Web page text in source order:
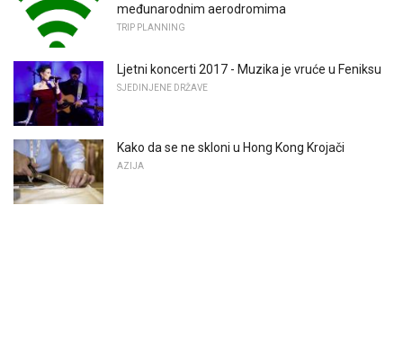
međunarodnim aerodromima
TRIP PLANNING
Ljetni koncerti 2017 - Muzika je vruće u Feniksu
SJEDINJENE DRŽAVE
Kako da se ne skloni u Hong Kong Krojači
AZIJA